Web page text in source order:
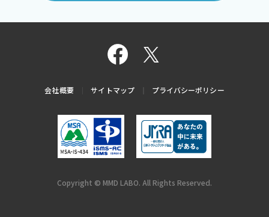
会社概要 サイトマップ プライバシーポリシー
Copyright © MMD LABO. All Rights Reserved.